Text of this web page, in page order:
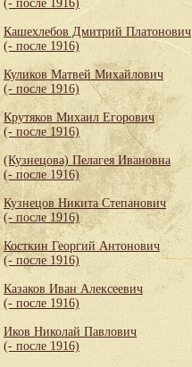
(- после 1916)
Кашехлебов Дмитрий Платонович
(- после 1916)
Куликов Матвей Михайлович
(- после 1916)
Крутяков Михаил Егорович
(- после 1916)
(Кузнецова) Пелагея Ивановна
(- после 1916)
Кузнецов Никита Степанович
(- после 1916)
Косткин Георгий Антонович
(- после 1916)
Казаков Иван Алексеевич
(- после 1916)
Иков Николай Павлович
(- после 1916)